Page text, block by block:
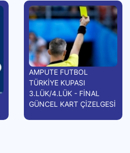
AMPUTE FUTBOL
TÜRKİYE KUPASI
3.LÜK/4.LÜK - FİNAL
GÜNCEL KART ÇİZELGESİ